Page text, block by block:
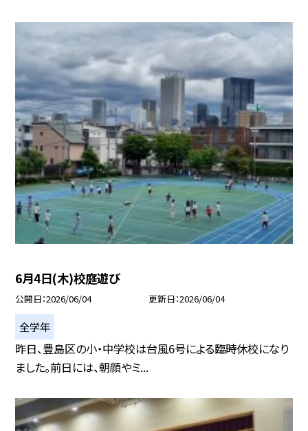
6月4日(木)校庭遊び
公開日 2026/06/04 更新日 2026/06/04
全学年
昨日、豊島区の小・中学校は台風6号による臨時休校になり
ました。前日には、朝顔やミ...